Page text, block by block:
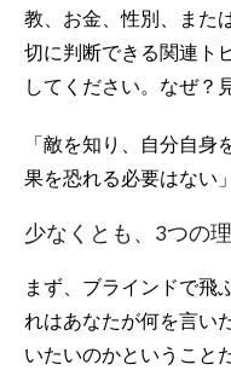
教、お金、性別、また
切に判断できる関連ト
してください。なぜ？
「敵を知り、自分自
果を恐れる必要はない
少なくとも、3つの
まず、ブラインドで飛
れはあなたが何を言い
いたいのかということ